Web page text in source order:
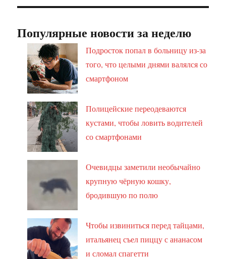
Популярные новости за неделю
Подросток попал в больницу из-за
того, что целыми днями валялся со
смартфоном
Полицейские переодеваются
кустами, чтобы ловить водителей
со смартфонами
Очевидцы заметили необычайно
крупную чёрную кошку,
бродившую по полю
Чтобы извиниться перед тайцами,
итальянец съел пиццу с ананасом
и сломал спагетти